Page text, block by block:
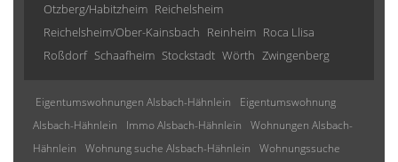
Otzberg/Habitzheim Reichelsheim
Reichelsheim/Ober-Kainsbach Reinheim Roca Llisa
Roßdorf Schaafheim Stockstadt Wörth Zwingenberg
Eigentumswohnungen Alsbach-Hähnlein
Eigentumswohnung
Alsbach-Hähnlein
Immo Alsbach-Hähnlein
Wohnungen Alsbach-
Hähnlein
Wohnung suche Alsbach-Hähnlein Wohnungssuche